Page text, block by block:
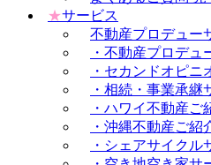
★サービス
不動産プロデュー
・不動産プロデュ
・セカンドオピニ
・相続・事業承継
・ハワイ不動産ご
・沖縄不動産ご紹
・シェアサイクル